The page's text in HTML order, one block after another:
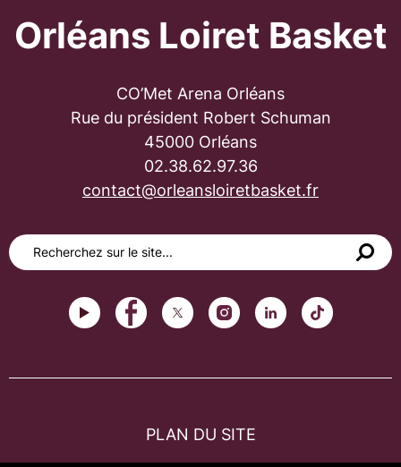
Orléans Loiret Basket
CO’Met Arena Orléans
Rue du président Robert Schuman
45000 Orléans
02.38.62.97.36
contact@orleansloiretbasket.fr
PLAN DU SITE